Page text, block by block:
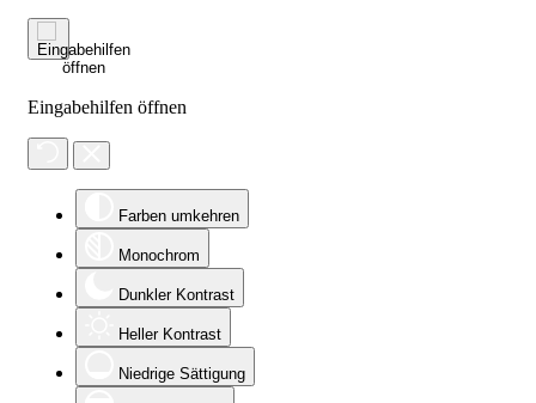
Eingabehilfen öffnen
Farben umkehren
Monochrom
Dunkler Kontrast
Heller Kontrast
Niedrige Sättigung